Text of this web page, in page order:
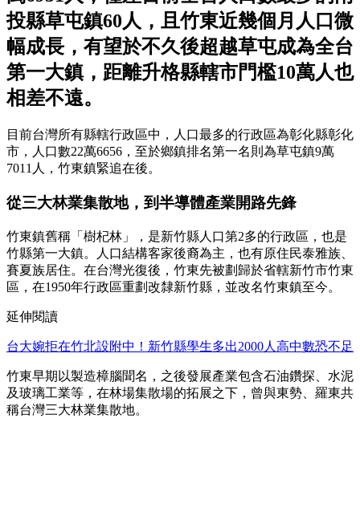
投縣草屯鎮60人，且竹東近幾個月人口微
幅成長，有望於不久後超越草屯成為全台
第一大鎮，距離升格縣轄市門檻10萬人也
相差不遠。
目前台灣所有縣轄行政區中，人口最多的行政區為彰化縣彰化
市，人口數22萬6656，至於鄉鎮排名第一名則為草屯鎮9萬
7011人，竹東鎮緊追在後。
從三大林業集散地，到半導體產業開路先鋒
竹東鎮舊稱「樹杞林」，是新竹縣人口第2多的行政區，也是
竹縣第一大鎮。人口結構客家後裔為主，也有原住民泰雅族、
賽夏族居住。在台灣光復後，竹東先被劃歸於省轄新竹市竹東
區，在1950年行政區重劃改隸新竹縣，並改名竹東鎮至今。
延伸閱讀
台大婉拒在竹北設附中！新竹縣學生多出2000人高中數恐不足
竹東早期以製造樟腦聞名，之後發展產業包含石油鑽探、水泥
及玻璃工業等，在林場集散場的拓展之下，曾與東勢、羅東共
稱台灣三大林業集散地。